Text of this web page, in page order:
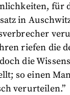
für
in
riefen die
die
so einen
verurteilen.”